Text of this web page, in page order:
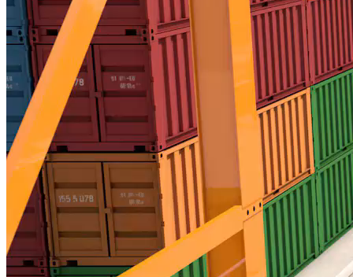
XUẤT NHẬP KHẨU - CUỐI TUẦN
NGÀNH THỦY SẢN HƯỚNG TỚI MỤC TIÊU PHÁT
TRIỂN BỀN VỮNG
Nguồn: SCTV8 - VITV
21:35 ngày 09/08/2025